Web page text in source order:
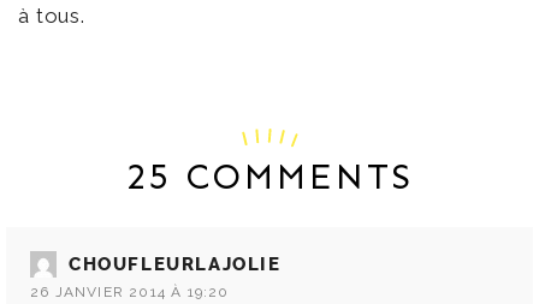
à tous.
25 COMMENTS
CHOUFLEURLAJOLIE
26 JANVIER 2014 À 19:20